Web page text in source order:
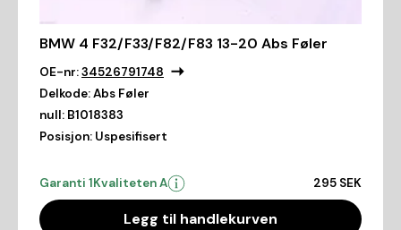
BMW 4 F32/F33/F82/F83 13-20 Abs Føler
OE-nr:34526791748
Delkode:Abs Føler
null: B1018383
Posisjon: Uspesifisert
Garanti 1Kvaliteten A 295 SEK
Legg til handlekurven